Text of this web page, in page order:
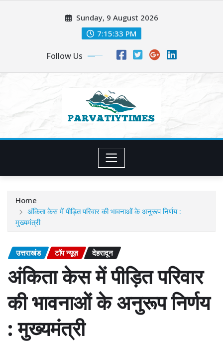
Sunday, 9 August 2026
7:15:35 PM
Follow Us
Home
अंकिता केस में पीड़ित परिवार की भावनाओं के अनुरूप निर्णय :
मुख्यमंत्री
उत्तराखंड टॉप न्यूज़ देहरादून
अंकिता केस में पीड़ित परिवार
की भावनाओं के अनुरूप निर्णय
: मुख्यमंत्री